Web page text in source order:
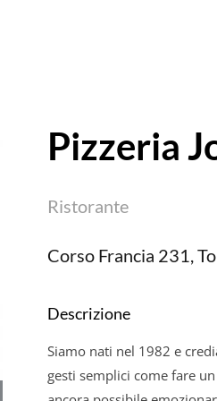
Pizzeria
Ristorante
Corso Francia 231,
Descrizione
Siamo nati nel 1982 e
gesti semplici come fare